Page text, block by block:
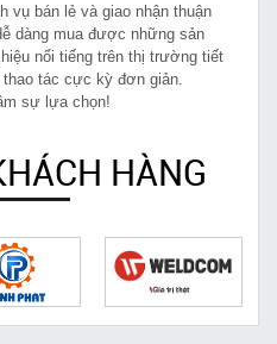
vụ bán lẻ và giao nhận thuận
dàng mua được những sản
nổi tiếng trên thị trường tiết
tác cực kỳ đơn giản.
sự lựa chọn!
HÀNG